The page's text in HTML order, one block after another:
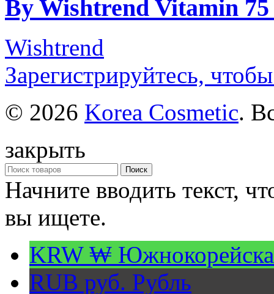
By Wishtrend Vitamin
Wishtrend
Зарегистрируйтесь,
© 2026 Korea Cosmetic.
закрыть
Поиск
Начните вводить текст,
вы ищете.
KRW ₩
RUB руб. Рубль